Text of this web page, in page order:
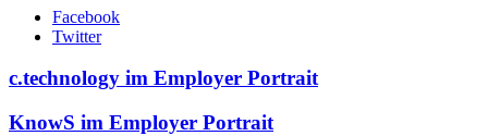
Facebook
Twitter
c.technology im Employer Portrait
KnowS im Employer Portrait